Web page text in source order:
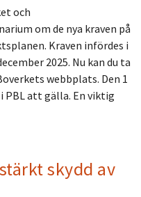
och
om de nya kraven på
Kraven infördes i
2025. Nu kan du ta
webbplats. Den 1
PBL att gälla. En viktig
skydd av